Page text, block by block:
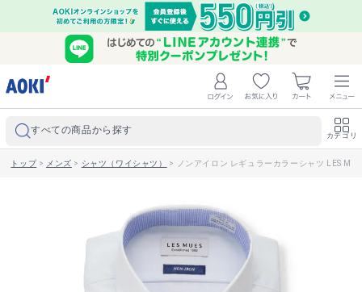
すべての商品から探す カテゴリ
トップ> メンズ > シャツ（ワイシャツ） > ノンアイロン レギュラーカラーシャツ LES